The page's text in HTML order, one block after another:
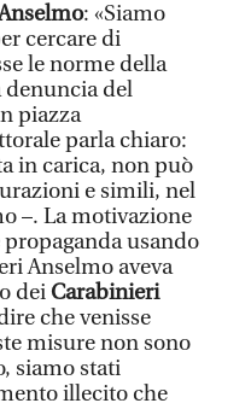
: «Siamo
cercare di
le norme della
denuncia del
piazza
parla chiaro:
in carica, non può
e simili, nel
–. La motivazione
usando
Anselmo aveva
dei Carabinieri
che venisse
misure non sono
siamo stati
illecito che